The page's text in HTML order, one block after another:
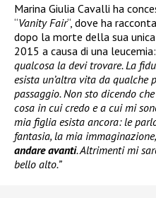
Marina Giulia Cavalli ha
“Vanity Fair“, dove ha
dopo la morte della sua
2015 a causa di una leucemia:
qualcosa la devi trovare. La
esista un’altra vita da qualche
passaggio. Non sto dicendo
cosa in cui credo e a cui mi
mia figlia esista ancora: le
fantasia, la mia
andare avanti. Altrimenti mi
bello alto.”